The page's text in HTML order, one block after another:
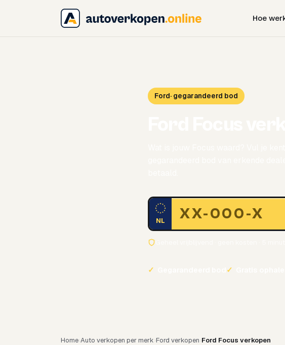
Hoe
Ford· gegarandeerd bod
NL
✓ ✓
Home Auto verkopen per merk Ford verkopen Ford Focus verkopen